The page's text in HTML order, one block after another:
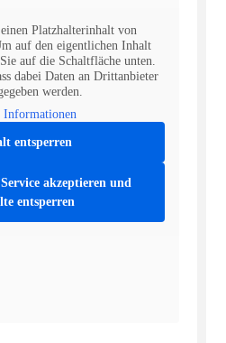
einen Platzhalterinhalt von
auf den eigentlichen Inhalt
auf die Schaltfläche unten.
dabei Daten an Drittanbieter
werden.
Informationen
entsperren
akzeptieren und
entsperren